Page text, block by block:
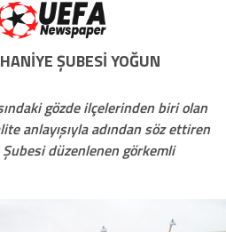
ŞUBESİ YOĞUN
gözde ilçelerinden biri olan
anlayışıyla adından söz ettiren
Şubesi düzenlenen görkemli